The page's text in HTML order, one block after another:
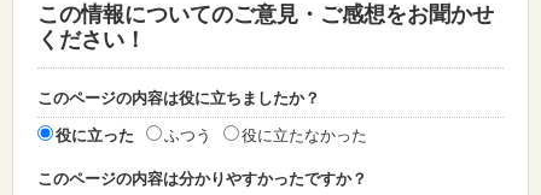
この情報についてのご意見・ご感想をお聞かせ
ください！
このページの内容は役に立ちましたか？
役に立った ふつう 役に立たなかった
このページの内容は分かりやすかったですか？